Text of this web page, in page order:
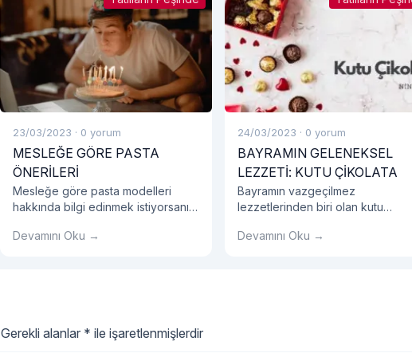
23/03/2023 · 0 yorum
MESLEĞE GÖRE PASTA
ÖNERİLERİ
Mesleğe göre pasta modelleri
hakkında bilgi edinmek istiyorsanız
Devamını Oku →
24/03/2023 · 0 yorum
BAYRAMIN GELENEKSEL
LEZZETİ: KUTU ÇİKOLATA
Bayramın vazgeçilmez
lezzetlerinden biri olan kutu
hediyeleşme geleneğimizin
Devamını Oku →
Gerekli alanlar * ile işaretlenmişlerdir